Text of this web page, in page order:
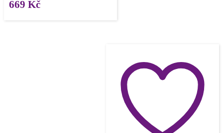
669 Kč